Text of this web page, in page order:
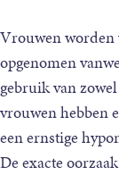
Vrouwen worden
opgenomen
gebruik van
vrouwen hebben
een ernstige
De exacte